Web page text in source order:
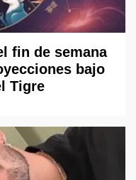
fin de semana
bajo
Tigre